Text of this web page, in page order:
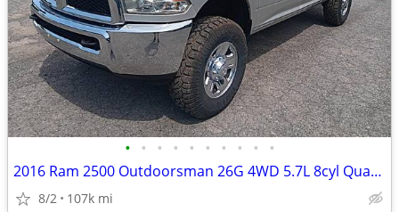
• • • • • • • • • •
2016 Ram 2500 Outdoorsman 26G 4WD 5.7L 8cyl Quad Cab 4 door Heavy Duty
8/2 107k mi